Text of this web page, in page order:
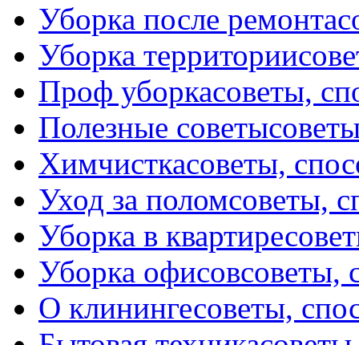
Уборка после ремонта
Уборка территории
Проф уборкасоветы,
Полезные советы
Химчисткасоветы,
Уход за поломсоветы,
Уборка в квартире
Уборка офисовсоветы,
О клинингесоветы,